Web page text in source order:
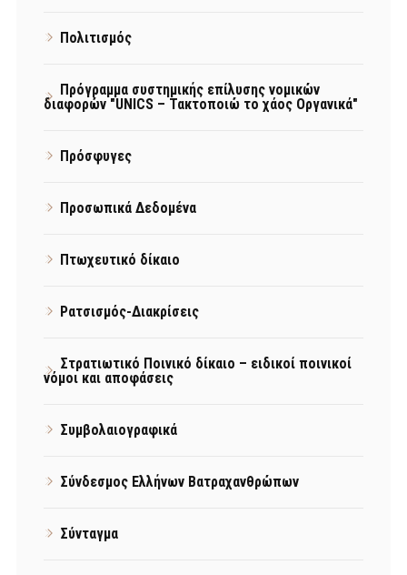
Πολιτισμός
Πρόγραμμα συστημικής επίλυσης νομικών
διαφορών "UNICS – Τακτοποιώ το χάος Οργανικά"
Πρόσφυγες
Προσωπικά Δεδομένα
Πτωχευτικό δίκαιο
Ρατσισμός-Διακρίσεις
Στρατιωτικό Ποινικό δίκαιο – ειδικοί ποινικοί
νόμοι και αποφάσεις
Συμβολαιογραφικά
Σύνδεσμος Ελλήνων Βατραχανθρώπων
Σύνταγμα